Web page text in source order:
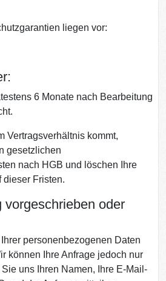
liegen vor:
6 Monate nach Bearbeitung
Vertragsverhältnis kommt,
gesetzlichen
nach HGB und löschen Ihre
dieser Fristen.
vorgeschrieben oder
personenbezogenen Daten
können Ihre Anfrage jedoch nur
uns Ihren Namen, Ihre E-Mail-